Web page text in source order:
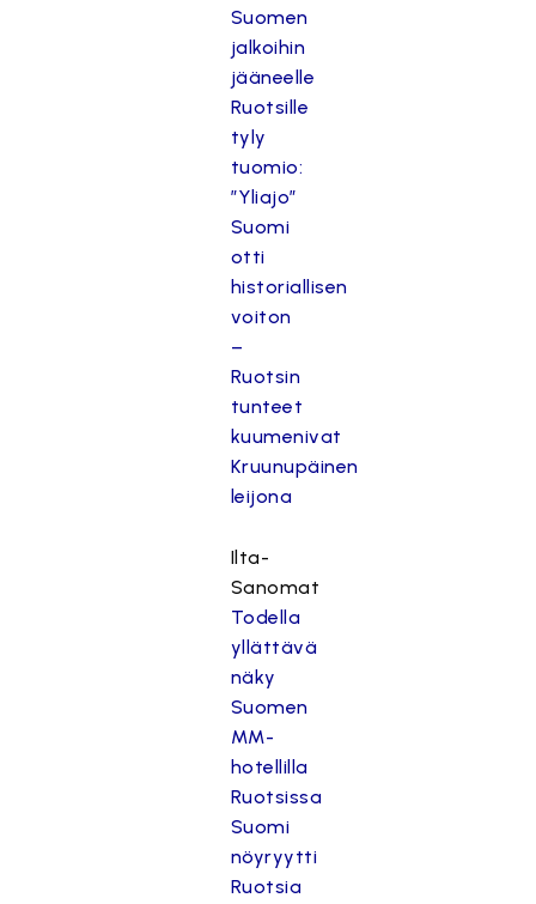
Suomen
jalkoihin
jääneelle
Ruotsille
tyly
tuomio:
”Yliajo”
Suomi
otti
historiallisen
voiton
–
Ruotsin
tunteet
kuumenivat
Kruunupäinen
leijona
Ilta-
Sanomat
Todella
yllättävä
näky
Suomen
MM-
hotellilla
Ruotsissa
Suomi
nöyryytti
Ruotsia